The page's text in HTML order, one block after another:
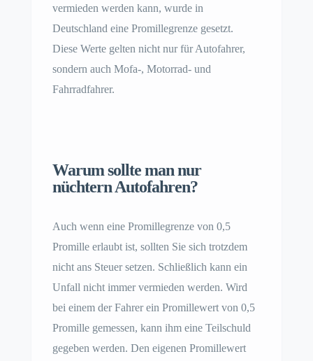
vermieden werden kann, wurde in
Deutschland eine Promillegrenze gesetzt.
Diese Werte gelten nicht nur für Autofahrer,
sondern auch Mofa-, Motorrad- und
Fahrradfahrer.
Warum sollte man nur
nüchtern Autofahren?
Auch wenn eine Promillegrenze von 0,5
Promille erlaubt ist, sollten Sie sich trotzdem
nicht ans Steuer setzen. Schließlich kann ein
Unfall nicht immer vermieden werden. Wird
bei einem der Fahrer ein Promillewert von 0,5
Promille gemessen, kann ihm eine Teilschuld
gegeben werden. Den eigenen Promillewert